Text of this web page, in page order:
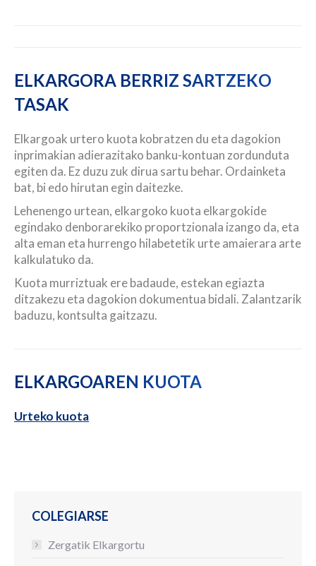
ELKARGORA BERRIZ SARTZEKO
TASAK
Elkargoak urtero kuota kobratzen du eta dagokion
inprimakian adierazitako banku-kontuan zordunduta
egiten da. Ez duzu zuk dirua sartu behar. Ordainketa
bat, bi edo hirutan egin daitezke.
Lehenengo urtean, elkargoko kuota elkargokide
egindako denborarekiko proportzionala izango da, eta
alta eman eta hurrengo hilabetetik urte amaierara arte
kalkulatuko da.
Kuota murriztuak ere badaude, estekan egiazta
ditzakezu eta dagokion dokumentua bidali. Zalantzarik
baduzu, kontsulta gaitzazu.
ELKARGOAREN KUOTA
Urteko kuota
COLEGIARSE
Zergatik Elkargortu